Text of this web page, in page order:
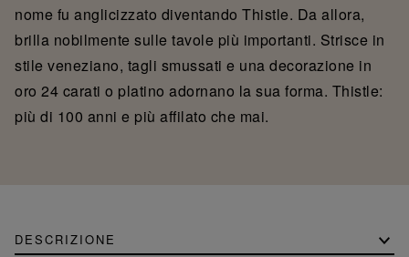
nome fu anglicizzato diventando Thistle. Da allora,
brilla nobilmente sulle tavole più importanti. Strisce in
stile veneziano, tagli smussati e una decorazione in
oro 24 carati o platino adornano la sua forma. Thistle:
più di 100 anni e più affilato che mai.
DESCRIZIONE